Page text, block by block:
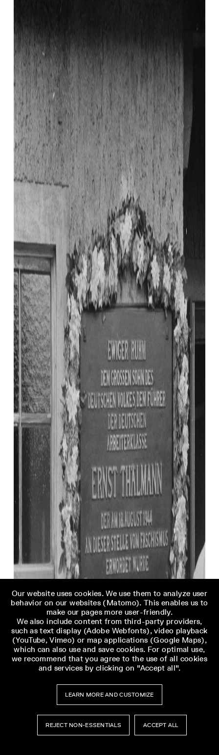
Our website uses cookies. We use them to analyze user
behavior on our websites (Matomo). This enables us to
make our pages more user-friendly.
We also include content from third-party providers,
such as text display (Adobe Webfonts), video playback
(YouTube, Vimeo) or map applications (Google Maps),
which can also use and save cookies. For optimal use,
we recommend that you agree to the use of all cookies
and services by clicking on "Accept all".
LEARN MORE AND CUSTOMIZE
REJECT NON-ESSENTIALS ACCEPT ALL
PREVIOUS ARTICLE
BACK
NEXT ARTICLE